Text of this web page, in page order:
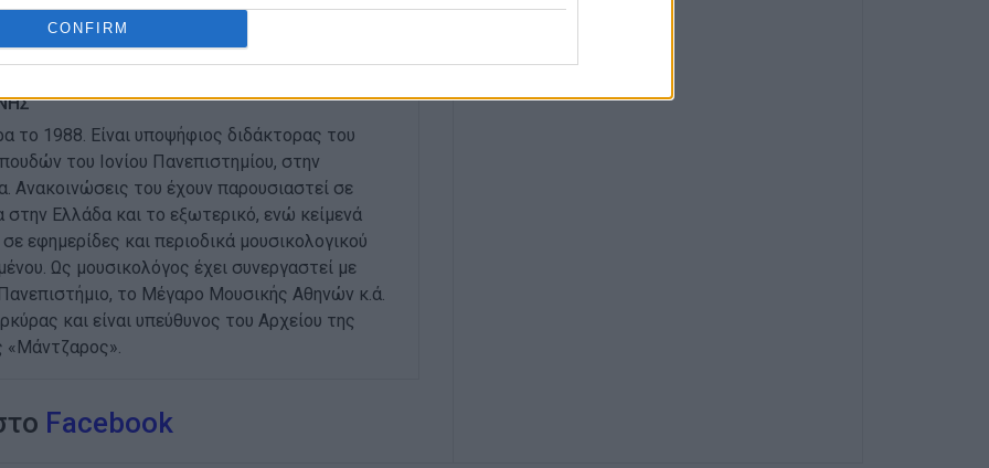
CONFIRM
το 1988. Είναι υποψήφιος διδάκτορας του
του Ιονίου Πανεπιστημίου, στην
Ανακοινώσεις του έχουν παρουσιαστεί σε
στην Ελλάδα και το εξωτερικό, ενώ κείμενά
εφημερίδες και περιοδικά μουσικολογικού
Ως μουσικολόγος έχει συνεργαστεί με
το Μέγαρο Μουσικής Αθηνών κ.ά.
και είναι υπεύθυνος του Αρχείου της
«Μάντζαρος».
Facebook